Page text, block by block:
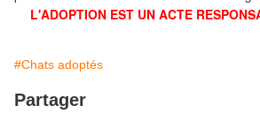
L'ADOPTION EST UN ACTE
#Chats adoptés
Partager